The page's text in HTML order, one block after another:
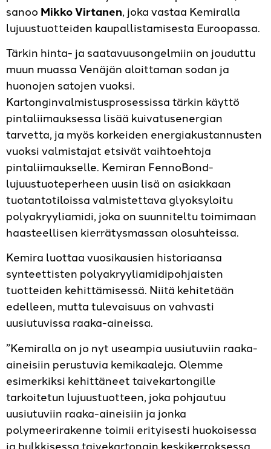
sanoo Mikko Virtanen, joka vastaa Kemiralla
lujuustuotteiden kaupallistamisesta Euroopassa.
Tärkin hinta- ja saatavuusongelmiin on jouduttu
muun muassa Venäjän aloittaman sodan ja
huonojen satojen vuoksi.
Kartonginvalmistusprosessissa tärkin käyttö
pintaliimauksessa lisää kuivatusenergian
tarvetta, ja myös korkeiden energiakustannusten
vuoksi valmistajat etsivät vaihtoehtoja
pintaliimaukselle. Kemiran FennoBond-
lujuustuoteperheen uusin lisä on asiakkaan
tuotantotiloissa valmistettava glyoksyloitu
polyakryyliamidi, joka on suunniteltu toimimaan
haasteellisen kierrätysmassan olosuhteissa.
Kemira luottaa vuosikausien historiaansa
synteettisten polyakryyliamidipohjaisten
tuotteiden kehittämisessä. Niitä kehitetään
edelleen, mutta tulevaisuus on vahvasti
uusiutuvissa raaka-aineissa.
”Kemiralla on jo nyt useampia uusiutuviin raaka-
aineisiin perustuvia kemikaaleja. Olemme
esimerkiksi kehittäneet taivekartongille
tarkoitetun lujuustuotteen, joka pohjautuu
uusiutuviin raaka-aineisiin ja jonka
polymeerirakenne toimii erityisesti huokoisessa
ja bulkkisessa taivekartongin keskikerroksessa.